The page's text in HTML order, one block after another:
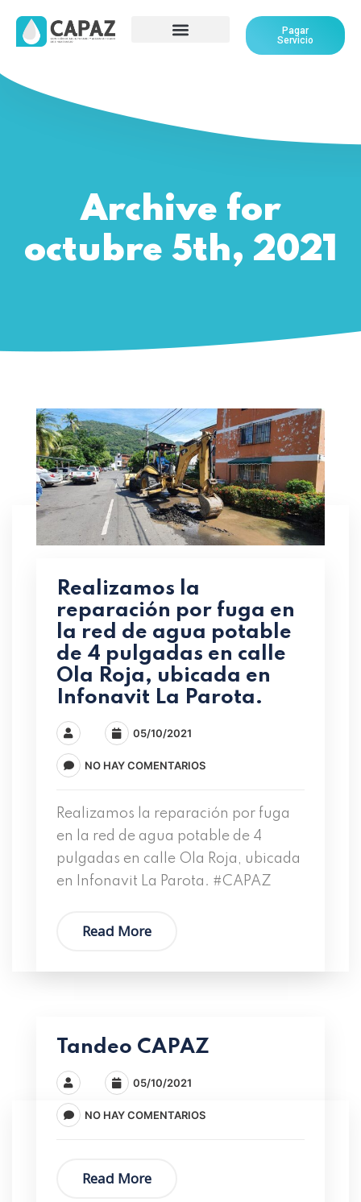
Pagar
Servicio
Archive for
octubre 5th, 2021
Realizamos la
reparación por fuga en
la red de agua potable
de 4 pulgadas en calle
Ola Roja, ubicada en
Infonavit La Parota.
05/10/2021
NO HAY COMENTARIOS
Realizamos la reparación por fuga
en la red de agua potable de 4
pulgadas en calle Ola Roja, ubicada
en Infonavit La Parota. #CAPAZ
Read More
Tandeo CAPAZ
05/10/2021
NO HAY COMENTARIOS
Read More